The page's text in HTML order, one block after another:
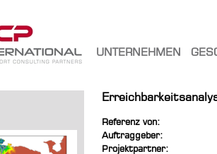
UNTERNEHMEN
Referenz von:
Auftraggeber:
Projektpartner: